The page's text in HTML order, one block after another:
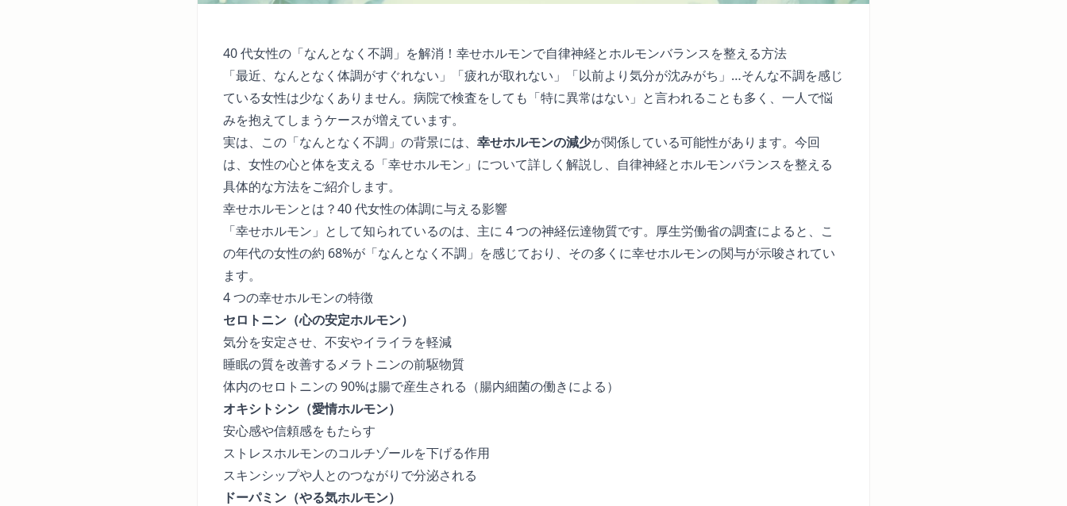
40 代女性の「なんとなく不調」を解消！幸せホルモンで自律神経とホルモンバランスを整える方法
「最近、なんとなく体調がすぐれない」「疲れが取れない」「以前より気分が沈みがち」…そんな不調を感じ
ている女性は少なくありません。病院で検査をしても「特に異常はない」と言われることも多く、一人で悩
みを抱えてしまうケースが増えています。
実は、この「なんとなく不調」の背景には、 幸せホルモンの減少が関係している可能性があります。今回
は、女性の心と体を支える「幸せホルモン」について詳しく解説し、自律神経とホルモンバランスを整える
具体的な方法をご紹介します。
幸せホルモンとは？40 代女性の体調に与える影響
「幸せホルモン」として知られているのは、主に 4 つの神経伝達物質です。厚生労働省の調査によると、こ
の年代の女性の約 68%が「なんとなく不調」を感じており、その多くに幸せホルモンの関与が示唆されてい
ます。
4 つの幸せホルモンの特徴
セロトニン（心の安定ホルモン）
気分を安定させ、不安やイライラを軽減
睡眠の質を改善するメラトニンの前駆物質
体内のセロトニンの 90%は腸で産生される（腸内細菌の働きによる）
オキシトシン（愛情ホルモン）
安心感や信頼感をもたらす
ストレスホルモンのコルチゾールを下げる作用
スキンシップや人とのつながりで分泌される
ドーパミン（やる気ホルモン）